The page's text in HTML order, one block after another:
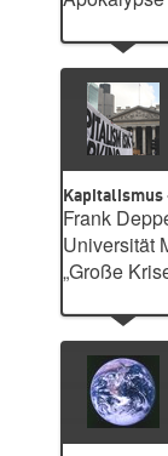
Kapitalismus
Frank
Universität
„Große